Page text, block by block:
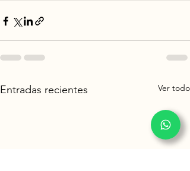
Entradas recientes Ver todo